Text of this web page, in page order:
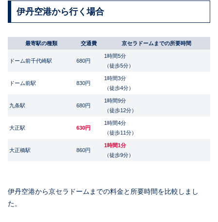
伊丹空港から行く場合
最寄駅の種類 交通費 京セラドームまでの所要時間
ドーム前千代崎駅 680円
1時間5分
（徒歩5分）
ドーム前駅 830円
1時間3分
（徒歩4分）
九条駅 680円
1時間9分
（徒歩12分）
大正駅 630円
1時間4分
（徒歩11分）
大正橋駅 860円
1時間1分
（徒歩9分）
伊丹空港から京セラドームまでの料金と所要時間を比較しまし
た。